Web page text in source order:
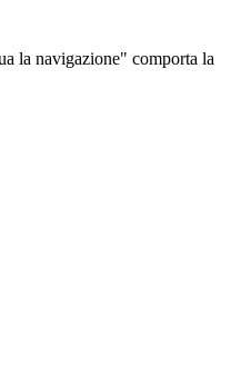
la navigazione" comporta la